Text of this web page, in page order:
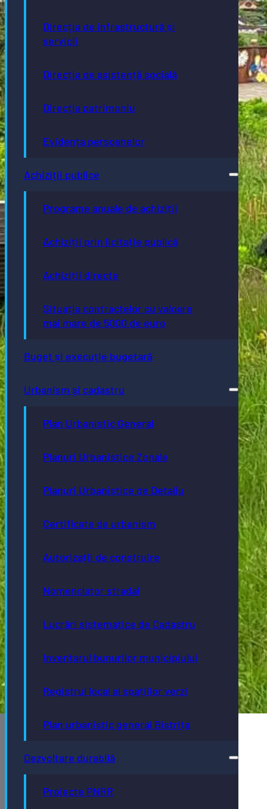
Direcția de infrastructură și
servicii
Direcția de asistență socială
Direcția patrimoniu
Evidența persoanelor
Achiziții publice
Programe anuale de achiziții
Achiziții prin licitație publică
Achiziții directe
Situația contractelor cu valoare
mai mare de 5000 de euro
Buget și execuție bugetară
Urbanism și cadastru
Plan Urbanistic General
Planuri Urbanistice Zonale
Planuri Urbanistice de Detaliu
Certificate de urbanism
Autorizații de construire
Nomenclator stradal
Lucrări sistematice de Cadastru
Inventarul bunurilor municipiului
Registrul local al spațiilor verzi
Plan urbanistic general Bistrița
Dezvoltare durabilă
Proiecte PNRR